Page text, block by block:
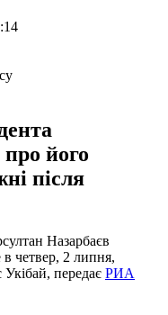
його
після
Назарбаєв
в четвер, 2 липня,
передає РИА